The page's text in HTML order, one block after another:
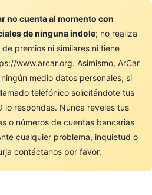
no cuenta al momento con
de ninguna índole; no realiza
premios ni similares ni tiene
www.arcar.org. Asimismo, ArCar
medio datos personales; si
telefónico solicitándote tus
lo respondas. Nunca reveles tus
o números de cuentas bancarias
cualquier problema, inquietud o
contáctanos por favor.